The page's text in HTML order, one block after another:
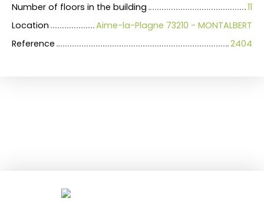
Number of floors in the building
11
Location
Aime-la-Plagne 73210 - MONTALBERT
Reference
2404